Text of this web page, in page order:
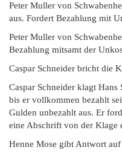
Peter Muller von
aus. Fordert Bezahlung mit
Peter Muller von
Bezahlung mitsamt der
Caspar Schneider bricht die
Caspar Schneider klagt
bis er vollkommen bezahlt
Gulden unbezahlt aus. Er
eine Abschrift von der Klage
Henne Mose gibt Antwort